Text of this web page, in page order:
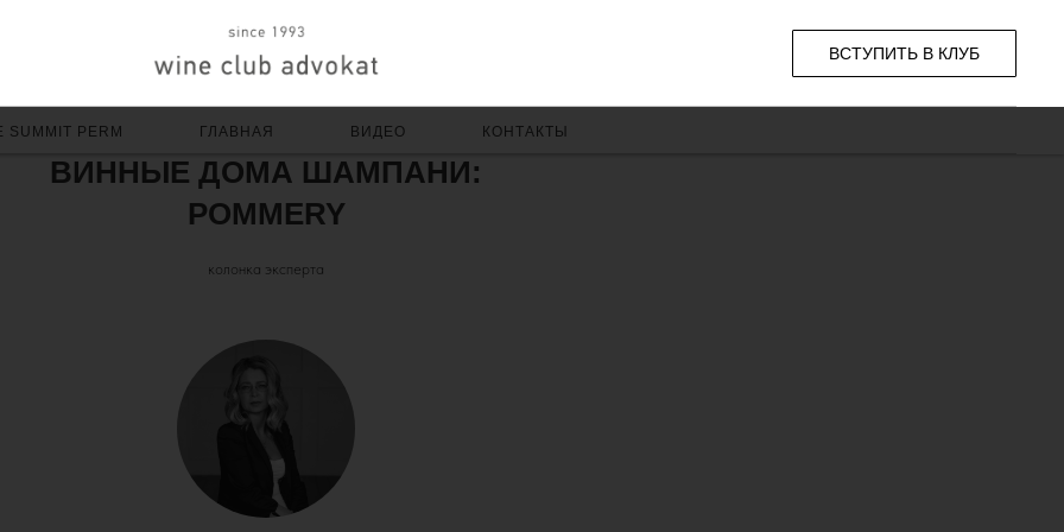
ВСТУПИТЬ В КЛУБ
SUMMIT PERM ГЛАВНАЯ ВИДЕО КОНТАКТЫ
ВИННЫЕ ДОМА ШАМПАНИ:
POMMERY
колонка эксперта